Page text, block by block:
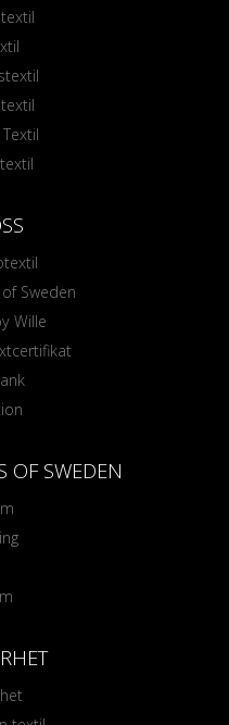
Sweden
Wille
OF SWEDEN